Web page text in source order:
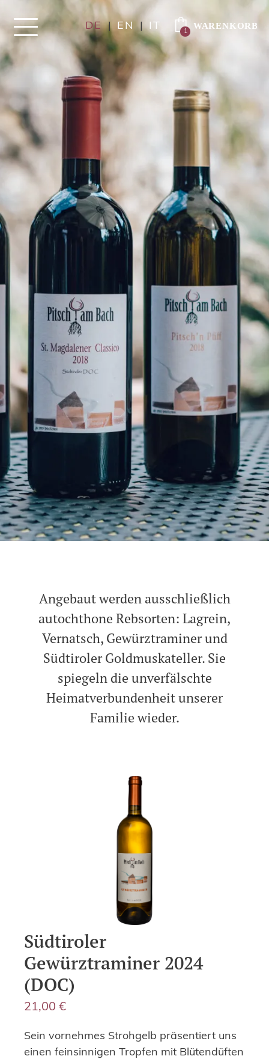
DE | EN | IT 1
Angebaut werden ausschließlich
autochthone Rebsorten: Lagrein,
Vernatsch, Gewürztraminer und
Südtiroler Goldmuskateller. Sie
spiegeln die unverfälschte
Heimatverbundenheit unserer
Familie wieder.
Südtiroler
Gewürztraminer 2024
(DOC)
21,00 €
Sein vornehmes Strohgelb präsentiert uns
einen feinsinnigen Tropfen mit Blütendüften